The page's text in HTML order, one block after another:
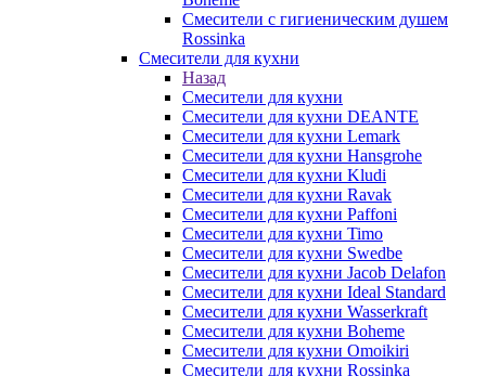
Смесители с гигиеническим душем
Rossinka
Смесители для кухни
Назад
Смесители для кухни
Смесители для кухни DEANTE
Смесители для кухни Lemark
Смесители для кухни Hansgrohe
Смесители для кухни Kludi
Смесители для кухни Ravak
Смесители для кухни Paffoni
Смесители для кухни Timo
Смесители для кухни Swedbe
Смесители для кухни Jacob Delafon
Смесители для кухни Ideal Standard
Смесители для кухни Wasserkraft
Смесители для кухни Boheme
Смесители для кухни Omoikiri
Смесители для кухни Rossinka